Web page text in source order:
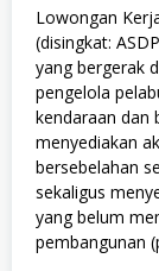
Lowongan
(disingkat:
yang bergerak
pengelola
kendaraan dan
menyediakan
bersebelahan
sekaligus
yang belum
pembangunan